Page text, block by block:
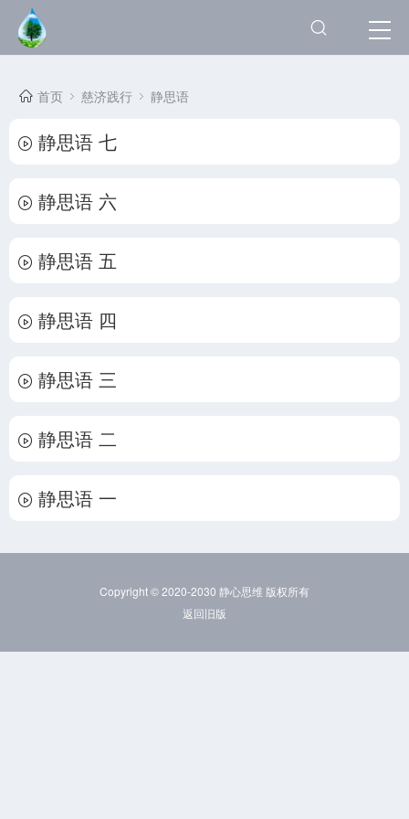
首页 慈济践行 静思语
静思语 七
静思语 六
静思语 五
静思语 四
静思语 三
静思语 二
静思语 一
Copyright © 2020-2030 静心思维 版权所有
返回旧版